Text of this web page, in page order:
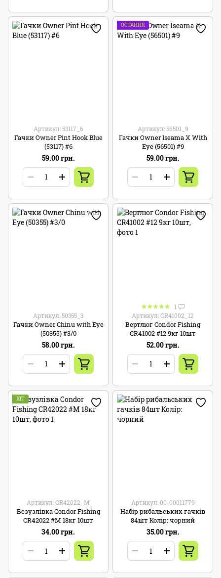
Артикул: 53117_6
Гачки Owner Pint Hook Blue
(53117) #6
59.00 грн.
ОСТАННЯ
Артикул: 56501_9
Гачки Owner Iseama X With
Eye (56501) #9
59.00 грн.
Артикул: 50355_3
Гачки Owner Chinu with Eye
(50355) #3/0
58.00 грн.
1
Артикул: CR41002_12
Вертлюг Condor Fishing
CR41002 #12 9кг 10шт
52.00 грн.
ХІТ
Артикул: CR42022_M
Безузлівка Condor Fishing
CR42022 #M 18кг 10шт
34.00 грн.
Артикул: 00-00011779
Набір рибальських гачків
84шт Колір: чорний
35.00 грн.